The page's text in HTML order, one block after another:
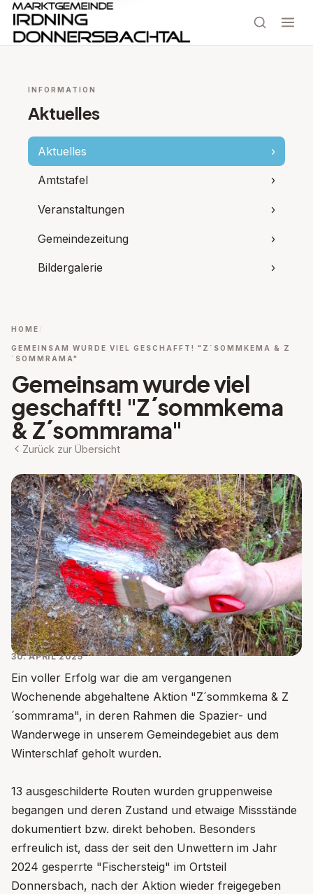
INFORMATION
Aktuelles
Aktuelles ›
Amtstafel ›
Veranstaltungen ›
Gemeindezeitung ›
Bildergalerie ›
HOME
GEMEINSAM WURDE VIEL GESCHAFFT! "Z´SOMMKEMA & Z
´SOMMRAMA"
Gemeinsam wurde viel
geschafft! "Z´sommkema
& Z´sommrama"
Zurück zur Übersicht
30. APRIL 2025
Ein voller Erfolg war die am vergangenen
Wochenende abgehaltene Aktion "Z´sommkema & Z
´sommrama", in deren Rahmen die Spazier- und
Wanderwege in unserem Gemeindegebiet aus dem
Winterschlaf geholt wurden.
13 ausgeschilderte Routen wurden gruppenweise
begangen und deren Zustand und etwaige Missstände
dokumentiert bzw. direkt behoben. Besonders
erfreulich ist, dass der seit den Unwettern im Jahr
2024 gesperrte "Fischersteig" im Ortsteil
Donnersbach, nach der Aktion wieder freigegeben